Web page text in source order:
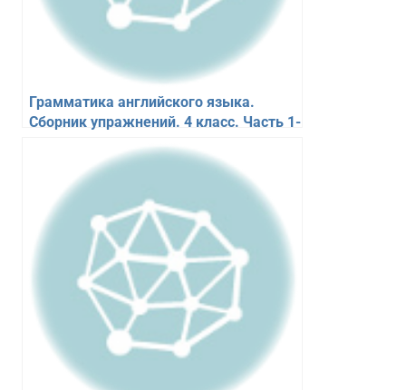
Грамматика английского языка.
Сборник упражнений. 4 класс. Часть 1-